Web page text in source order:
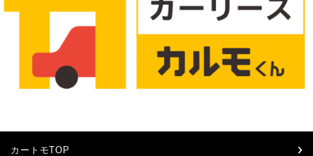
カートモTOP